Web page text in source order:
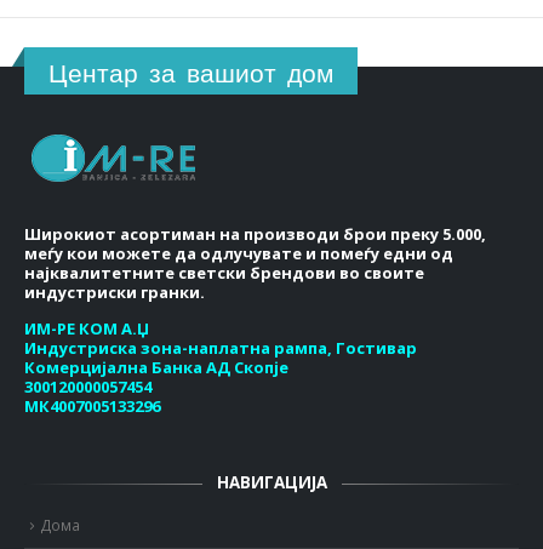
Центар за вашиот дом
Широкиот асортиман на производи брои преку 5.000,
меѓу кои можете да одлучувате и помеѓу едни од
најквалитетните светски брендови во своите
индустриски гранки.
ИМ-РЕ КОМ А.Џ
Индустриска зона-наплатна рампа, Гостивар
Комерцијална Банка АД Скопје
300120000057454
МК4007005133296
НАВИГАЦИЈА
Дома